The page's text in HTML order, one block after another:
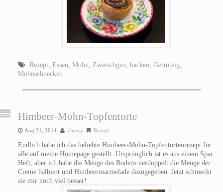
Rezept, Essen Mohn Zwetschgen backen Germteig
Mohnschnecken
Himbeer-Mohn-Topfentorte
Aug 31, 2014 cheesy Rezept
Endlich habe ich das beliebte Himbeer-Mohn-Topfentortenrezept für
alle auf meine Homepage gestellt. Ursprünglich ist es aus einem Spar
Heft, aber ich habe die Menge des Bodens verdoppelt die Menge der
Creme halbiert und Himbeermarmelade dazugegeben. Jetzt schmeckt
sie mir noch viel besser!